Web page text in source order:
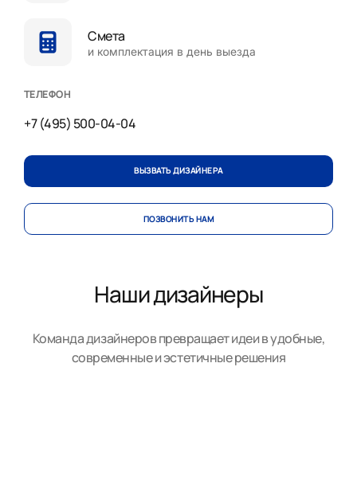
Смета
и комплектация в день выезда
ТЕЛЕФОН
+7 (495) 500-04-04
ВЫЗВАТЬ ДИЗАЙНЕРА
ПОЗВОНИТЬ НАМ
Наши дизайнеры
Команда дизайнеров превращает идеи в удобные,
современные и эстетичные решения